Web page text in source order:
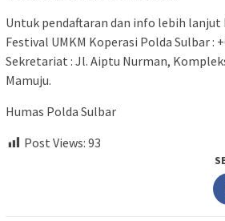
Untuk pendaftaran dan info lebih lanjut
Festival UMKM Koperasi Polda Sulbar :
Sekretariat : Jl. Aiptu Nurman,
Mamuju.
Humas Polda Sulbar
Post Views: 93